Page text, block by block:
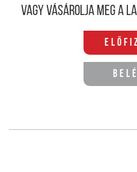
Vagy vásárolja meg a